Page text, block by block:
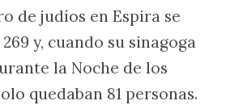
de judíos en Espira se
y, cuando su sinagoga
la Noche de los
quedaban 81 personas.